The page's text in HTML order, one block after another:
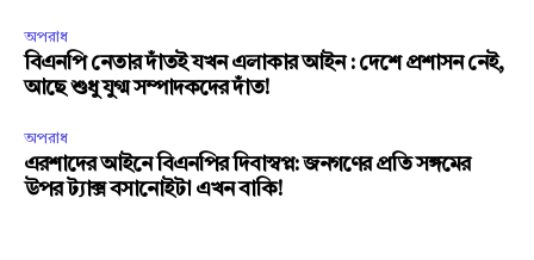
অপরাধ
বিএনপি নেতার দাঁতই যখন এলাকার আইন : দেশে প্রশাসন নেই,
আছে শুধু যুগ্ম সম্পাদকদের দাঁত!
অপরাধ
এরশাদের আইনে বিএনপির দিবাস্বপ্ন: জনগণের প্রতি সঙ্গমের
উপর ট্যাক্স বসানোইটা এখন বাকি!